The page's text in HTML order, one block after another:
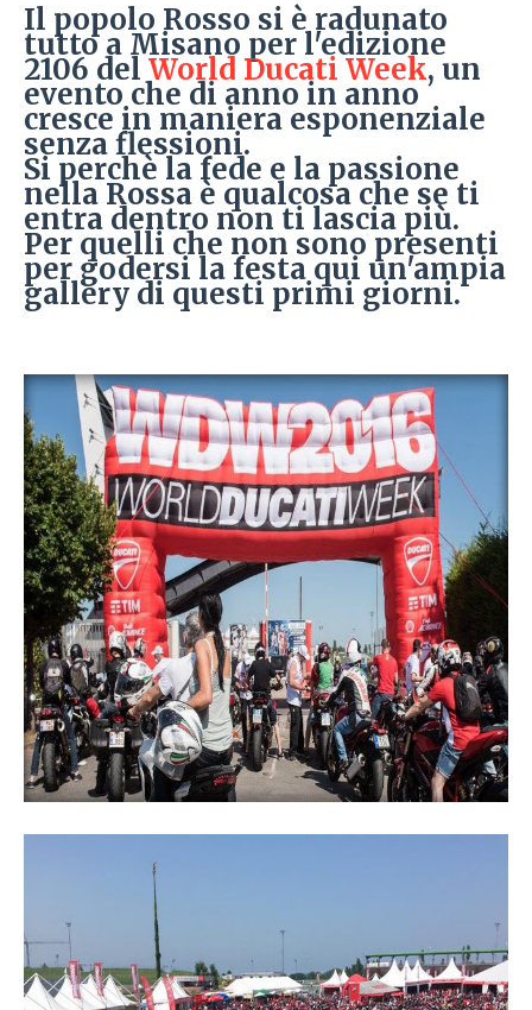
Il popolo Rosso si è radunato
tutto a Misano per l'edizione
2106 del World Ducati Week, un
evento che di anno in anno
cresce in maniera esponenziale
senza flessioni.
Si perchè la fede e la passione
nella Rossa è qualcosa che se ti
entra dentro non ti lascia più.
Per quelli che non sono presenti
per godersi la festa qui un'ampia
gallery di questi primi giorni.